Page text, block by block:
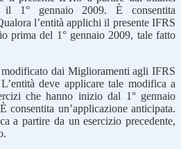
1° gennaio 2009. È consentita
l’entità applichi il presente IFRS
prima del 1° gennaio 2009, tale fatto
dai Miglioramenti agli IFRS
deve applicare tale modifica a
che hanno inizio dal 1° gennaio
consentita un’applicazione anticipata.
a partire da un esercizio precedente,